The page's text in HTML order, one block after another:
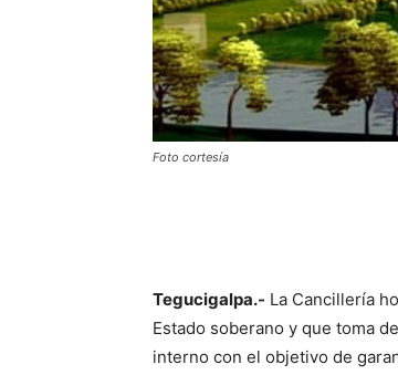
Foto cortesía
Tegucigalpa.- La Cancillería
Estado soberano y que toma
interno con el objetivo de